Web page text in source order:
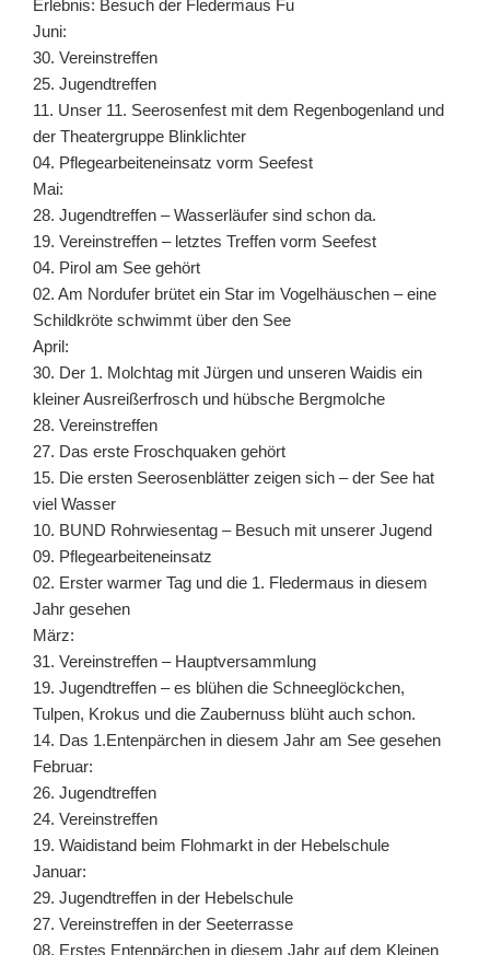
Erlebnis: Besuch der Fledermaus Fu
Juni:
30. Vereinstreffen
25. Jugendtreffen
11. Unser 11. Seerosenfest mit dem Regenbogenland und
der Theatergruppe Blinklichter
04. Pflegearbeiteneinsatz vorm Seefest
Mai:
28. Jugendtreffen – Wasserläufer sind schon da.
19. Vereinstreffen – letztes Treffen vorm Seefest
04. Pirol am See gehört
02. Am Nordufer brütet ein Star im Vogelhäuschen – eine
Schildkröte schwimmt über den See
April:
30. Der 1. Molchtag mit Jürgen und unseren Waidis ein
kleiner Ausreißerfrosch und hübsche Bergmolche
28. Vereinstreffen
27. Das erste Froschquaken gehört
15. Die ersten Seerosenblätter zeigen sich – der See hat
viel Wasser
10. BUND Rohrwiesentag – Besuch mit unserer Jugend
09. Pflegearbeiteneinsatz
02. Erster warmer Tag und die 1. Fledermaus in diesem
Jahr gesehen
März:
31. Vereinstreffen – Hauptversammlung
19. Jugendtreffen – es blühen die Schneeglöckchen,
Tulpen, Krokus und die Zaubernuss blüht auch schon.
14. Das 1.Entenpärchen in diesem Jahr am See gesehen
Februar:
26. Jugendtreffen
24. Vereinstreffen
19. Waidistand beim Flohmarkt in der Hebelschule
Januar:
29. Jugendtreffen in der Hebelschule
27. Vereinstreffen in der Seeterrasse
08. Erstes Entenpärchen in diesem Jahr auf dem Kleinen